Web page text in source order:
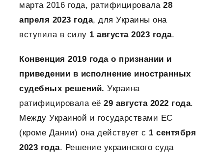
марта 2016 года, ратифицировала 28
апреля 2023 года, для Украины она
вступила в силу 1 августа 2023 года.
Конвенция 2019 года о признании и
приведении в исполнение иностранных
судебных решений. Украина
ратифицировала её 29 августа 2022 года.
Между Украиной и государствами ЕС
(кроме Дании) она действует с 1 сентября
2023 года. Решение украинского суда